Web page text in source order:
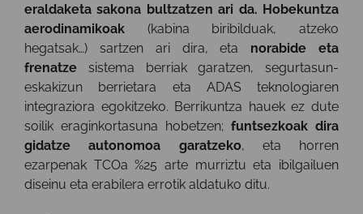
eraldaketa sakona bultzatzen ari da. Hobekuntza
aerodinamikoak (kabina biribilduak, atzeko
hegatsak…) sartzen ari dira, eta norabide eta
frenatze sistema berriak garatzen, segurtasun-
eskakizun berrietara eta ADAS teknologiaren
integraziora egokitzeko. Berrikuntza hauek ez dute
soilik eraginkortasuna hobetzen; funtsezkoak dira
gidatze autonomoa garatzeko, eta horren
ezarpenak TCOa %25 arte murriztu eta ibilgailuen
diseinu eta erabilera errotik aldatuko ditu.